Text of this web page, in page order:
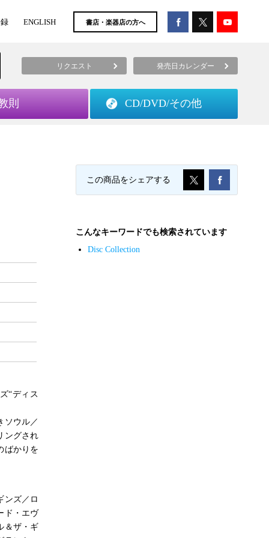
ENGLISH 書店・楽器店の方へ
リクエスト 発売日カレンダー
則 CD/DVD/その他
“ディス
ソウル／
ングされ
ばかりを
ンズ／ロ
ド・エヴ
＆ザ・ギ
この商品をシェアする
こんなキーワードでも検索されています
Disc Collection